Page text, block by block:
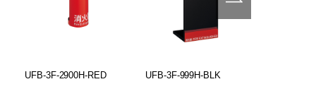
UFB-3F-2900H-RED UFB-3F-999H-BLK